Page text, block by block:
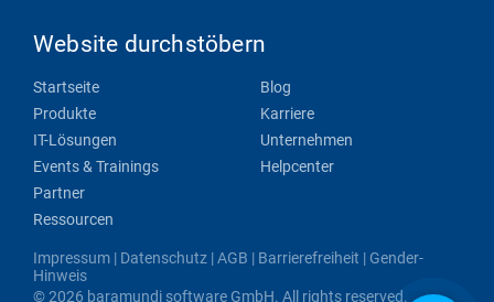
Website durchstöbern
Startseite
Produkte
IT-Lösungen
Events & Trainings
Partner
Ressourcen
Blog
Karriere
Unternehmen
Helpcenter
Impressum | Datenschutz |AGB | Barrierefreiheit | Gender-
Hinweis
© 2026 baramundi software GmbH. All rights reserved.